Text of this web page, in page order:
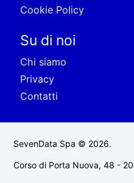
Cookie Policy
Su di noi
Chi siamo
Privacy
Contatti
SevenData Spa © 2026.
Corso di Porta Nuova, 48 -